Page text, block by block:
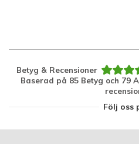
Betyg & Recensioner
Baserad på 85Betyg och 79
Följ oss